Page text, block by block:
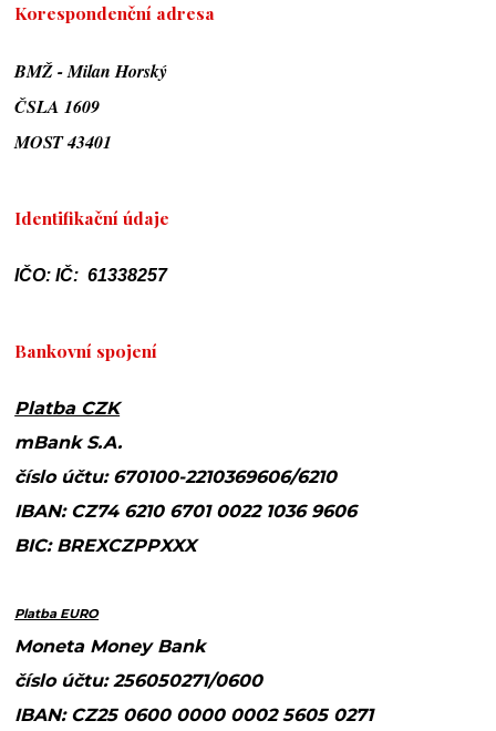
Korespondenční adresa
BMŽ - Milan Horský
ČSLA 1609
MOST 43401
Identifikační údaje
IČO: IČ: 61338257
Bankovní spojení
Platba CZK
mBank S.A.
číslo účtu: 670100-2210369606/6210
IBAN: CZ74 6210 6701 0022 1036 9606
BIC: BREXCZPPXXX
Platba EURO
Moneta Money Bank
číslo účtu: 256050271/0600
IBAN: CZ25 0600 0000 0002 5605 0271